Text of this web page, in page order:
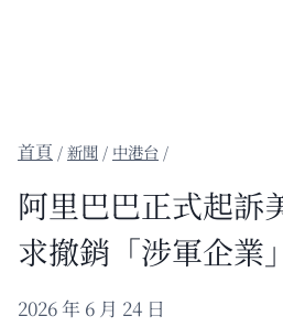
/新聞 / 中港台 /
阿里巴巴正式起訴
求撤銷「涉軍企業
2026 年 6 月 24 日